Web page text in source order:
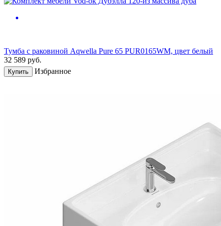
Тумба с раковиной Aqwella Pure 65 PUR0165WM, цвет белый
32 589 руб.
Купить Избранное